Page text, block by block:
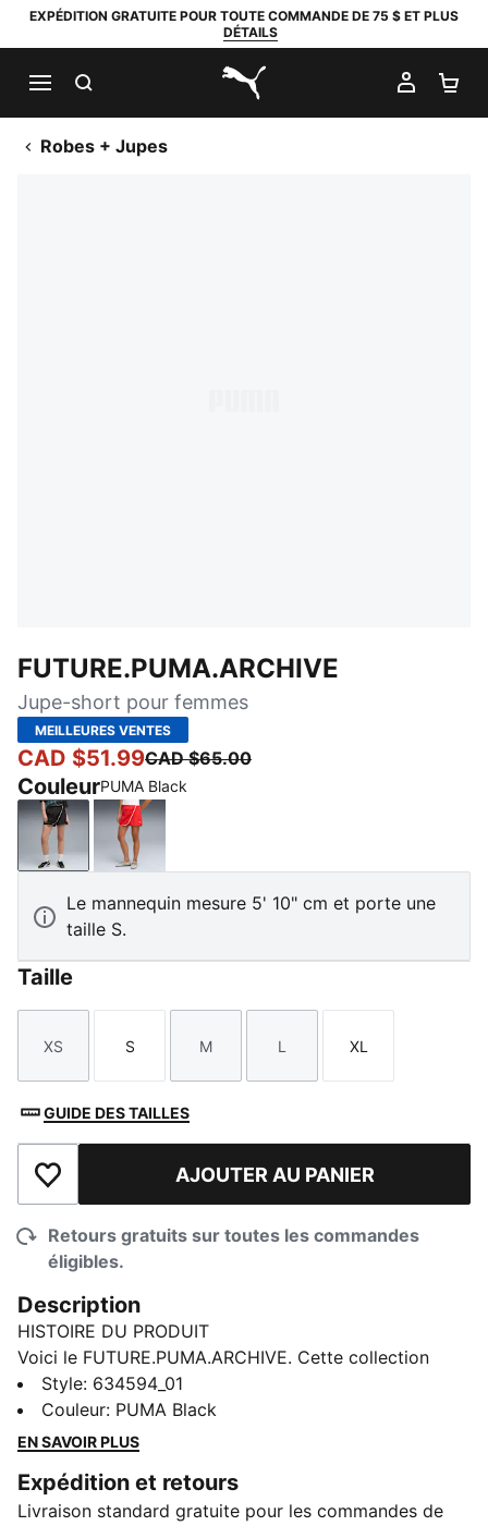
EXPÉDITION GRATUITE POUR TOUTE COMMANDE DE 75 $ ET PLUS
DÉTAILS
PUMA.com
MON
Robes + Jupes
FUTURE.PUMA.ARCHIVE
Jupe-short pour femmes
MEILLEURES VENTES
CAD $51.99CAD $65.00
CouleurPUMA Black
PUMA BlackFor All Time Red
Le mannequin mesure 5' 10" cm et porte une
taille S.
Taille
Taille
XS
Taille
S
Taille
M
Taille
L
Taille
XL
GUIDE DES TAILLES
Ajouter à la liste de souhaits
AJOUTER AU PANIER
Retours gratuits sur toutes les commandes
éligibles.
Description
HISTOIRE DU PRODUIT
Voici le FUTURE.PUMA.ARCHIVE. Cette collection
inspirée de la rue fusionne l'essence de notre passé
avec les horizons infinis de notre avenir. Rétro et
moderne à la fois, cette jupe-short est là pour faire
CARACTÉRISTIQUES ET AVANTAGES
Fabriquée à partir de matériaux 100 % recyclés, à
Style: 634594_01
Couleur: PUMA Black
EN SAVOIR PLUS
Expédition et retours
Livraison standard gratuite pour les commandes de